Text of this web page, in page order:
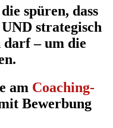
spüren, dass
strategisch
darf – um die
am Coaching-
Bewerbung